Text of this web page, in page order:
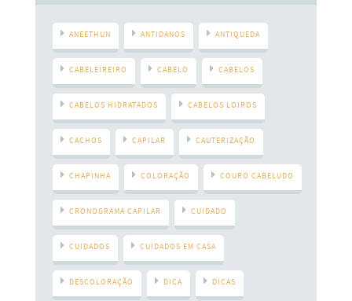
ANEETHUN ANTIDANOS ANTIQUEDA
CABELEIREIRO CABELO CABELOS
CABELOS HIDRATADOS CABELOS LOIROS
CACHOS CAPILAR CAUTERIZAÇÃO
CHAPINHA COLORAÇÃO COURO CABELUDO
CRONOGRAMA CAPILAR CUIDADO
CUIDADOS CUIDADOS EM CASA
DESCOLORAÇÃO DICA DICAS